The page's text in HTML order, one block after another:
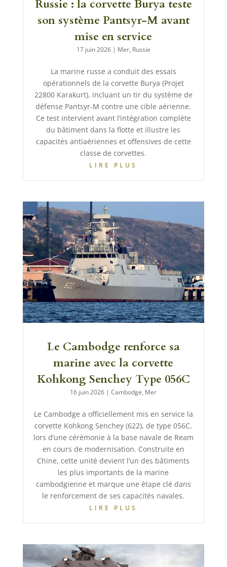
Russie : la corvette Burya teste
son système Pantsyr-M avant
mise en service
17 juin 2026| Mer, Russie
La marine russe a conduit des essais
opérationnels de la corvette Burya (Projet
22800 Karakurt), incluant un tir du système de
défense Pantsyr-M contre une cible aérienne.
Ce test intervient avant l’intégration complète
du bâtiment dans la flotte et illustre les
capacités antiaériennes et offensives de cette
classe de corvettes.
LIRE PLUS
Le Cambodge renforce sa
marine avec la corvette
Kohkong Senchey Type 056C
16 juin 2026 |Cambodge, Mer
Le Cambodge a officiellement mis en service la
corvette Kohkong Senchey (622), de type 056C,
lors d’une cérémonie à la base navale de Ream
en cours de modernisation. Construite en
Chine, cette unité devient l’un des bâtiments
les plus importants de la marine
cambodgienne et marque une étape clé dans
le renforcement de ses capacités navales.
LIRE PLUS